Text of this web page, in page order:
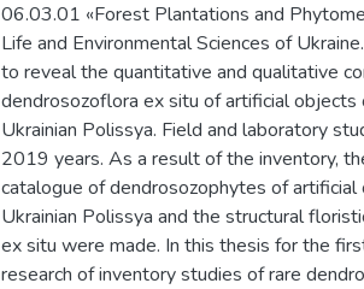
06.03.01 «Forest Plantations and
Life and Environmental Sciences of
to reveal the quantitative and qualitative
dendrosozoflora ex situ of artificial
Ukrainian Polissya. Field and laboratory
2019 years. As a result of the inventory,
catalogue of dendrosozophytes of
Ukrainian Polissya and the structural
ex situ were made. In this thesis for the
research of inventory studies of rare